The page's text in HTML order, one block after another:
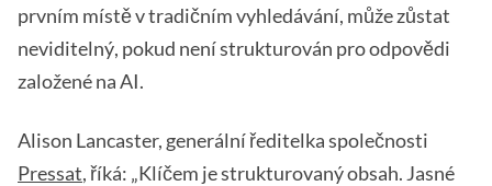
prvním místě v tradičním vyhledávání, může zůstat
neviditelný, pokud není strukturován pro odpovědi
založené na AI.
Alison Lancaster, generální ředitelka společnosti
Pressat, říká: „Klíčem je strukturovaný obsah. Jasné